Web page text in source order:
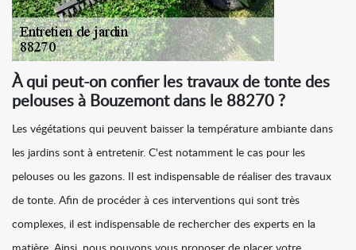
À qui peut-on confier les travaux de tonte des
pelouses à Bouzemont dans le 88270 ?
Les végétations qui peuvent baisser la température ambiante dans
les jardins sont à entretenir. C'est notamment le cas pour les
pelouses ou les gazons. Il est indispensable de réaliser des travaux
de tonte. Afin de procéder à ces interventions qui sont très
complexes, il est indispensable de rechercher des experts en la